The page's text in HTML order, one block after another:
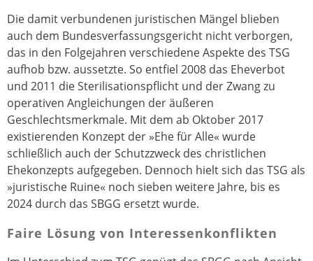
Die damit verbundenen juristischen Mängel blieben
auch dem Bundesverfassungsgericht nicht verborgen,
das in den Folgejahren verschiedene Aspekte des TSG
aufhob bzw. aussetzte. So entfiel 2008 das Eheverbot
und 2011 die Sterilisationspflicht und der Zwang zu
operativen Angleichungen der äußeren
Geschlechtsmerkmale. Mit dem ab Oktober 2017
existierenden Konzept der »Ehe für Alle« wurde
schließlich auch der Schutzzweck des christlichen
Ehekonzepts aufgegeben. Dennoch hielt sich das TSG als
»juristische Ruine« noch sieben weitere Jahre, bis es
2024 durch das SBGG ersetzt wurde.
Faire Lösung von Interessenkonflikten